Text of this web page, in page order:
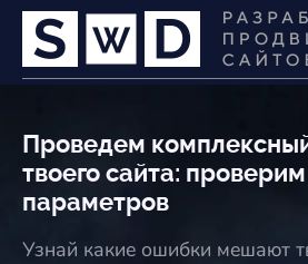
Проведем
твоего сайта:
параметров
Узнай какие ошибки мешают